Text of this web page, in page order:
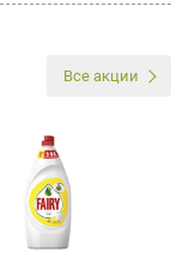
Все акции